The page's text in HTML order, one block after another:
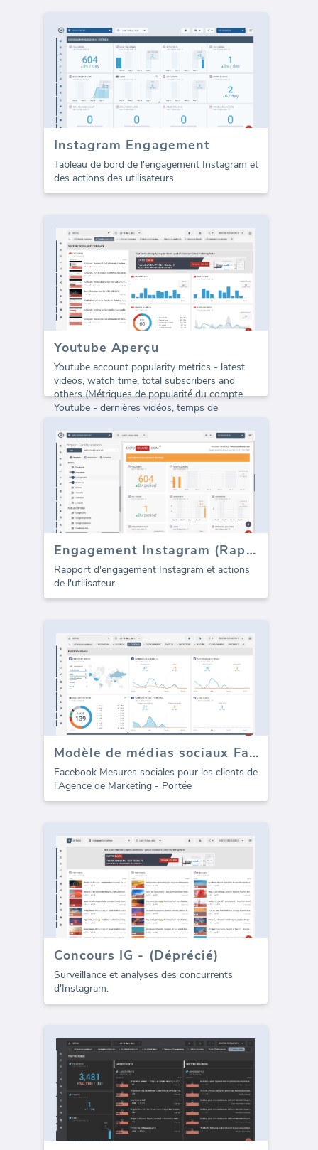
Instagram Engagement
Tableau de bord de l'engagement Instagram et
des actions des utilisateurs
Youtube Aperçu
Youtube account popularity metrics - latest
videos, watch time, total subscribers and
others (Métriques de popularité du compte
Youtube - dernières vidéos, temps de
visionnage, abonnés totaux et autres)
Engagement Instagram (Rapport)
Rapport d'engagement Instagram et actions
de l'utilisateur.
Modèle de médias sociaux Facebook - Atteindre
Facebook Mesures sociales pour les clients de
l'Agence de Marketing - Portée
Concours IG - (Déprécié)
Surveillance et analyses des concurrents
d'Instagram.